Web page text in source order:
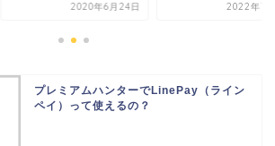
2022年7月12日 2020年8
プレミアムハンターでLinePay（ライン
ペイ）って使えるの？